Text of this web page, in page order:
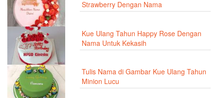
Strawberry Dengan Nama
Kue Ulang Tahun Happy Rose Dengan
Nama Untuk Kekasih
Tulis Nama di Gambar Kue Ulang Tahun
Minion Lucu